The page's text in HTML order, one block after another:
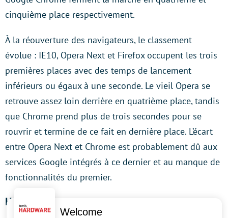
cinquième place respectivement.
À la réouverture des navigateurs, le classement
évolue : IE10, Opera Next et Firefox occupent les trois
premières places avec des temps de lancement
inférieurs ou égaux à une seconde. Le vieil Opera se
retrouve assez loin derrière en quatrième place, tandis
que Chrome prend plus de trois secondes pour se
rouvrir et termine de ce fait en dernière place. L’écart
entre Opera Next et Chrome est probablement dû aux
services Google intégrés à ce dernier et au manque de
fonctionnalités du premier.
Huit onglets
Welcome